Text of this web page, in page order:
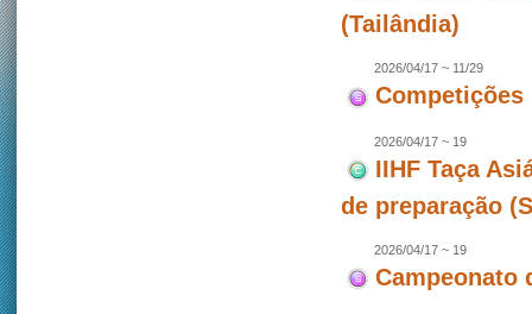
(Tailândia)
2026/04/17 ~ 11/29
Competições
2026/04/17 ~ 19
IIHF Taça
de preparação
2026/04/17 ~ 19
Campeonato